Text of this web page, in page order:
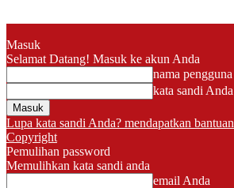
Masuk
Selamat Datang! Masuk ke akun Anda
nama pengguna
kata sandi Anda
Lupa kata sandi Anda? mendapatkan bantuan
Copyright
Pemulihan password
Memulihkan kata sandi anda
email Anda